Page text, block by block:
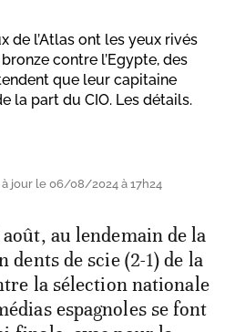
de l’Atlas ont les yeux rivés
contre l’Egypte, des
que leur capitaine
la part du CIO. Les détails.
jour le 06/08/2024 à 17h24
au lendemain de la
dents de scie (2-1) de la
la sélection nationale
espagnoles se font